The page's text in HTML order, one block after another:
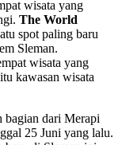
wisata yang
The World
spot paling baru
Sleman.
wisata yang
kawasan wisata
bagian dari Merapi
25 Juni yang lalu.